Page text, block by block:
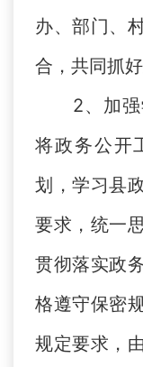
办、部门、
合，共同抓
2、加
将政务公开
划，学习县
要求，统一
贯彻落实政
格遵守保密
规定要求，